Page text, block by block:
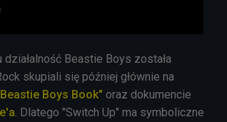
działalność Beastie Boys została
skupiali się później głównie na
Boys Book" oraz dokumencie
. Dlatego "Switch Up" ma symboliczne